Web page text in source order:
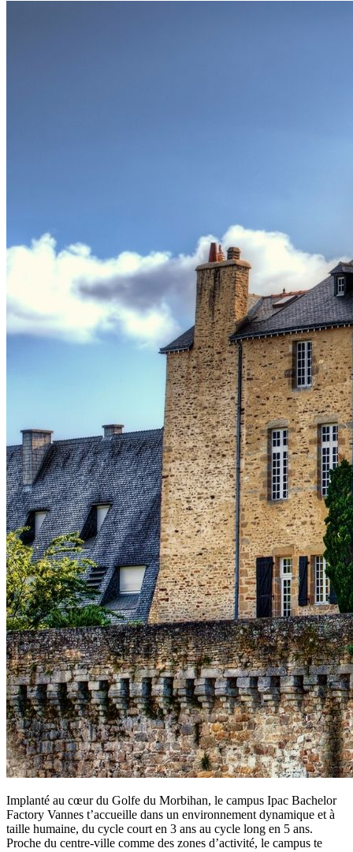
Implanté au cœur du Golfe du Morbihan, le campus Ipac Bachelor
Factory Vannes t’accueille dans un environnement dynamique et à
taille humaine, du cycle court en 3 ans au cycle long en 5 ans.
Proche du centre-ville comme des zones d’activité, le campus te